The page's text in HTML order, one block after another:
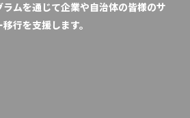
ラムを通じて企業や自治体の皆様のサ
行を支援します。